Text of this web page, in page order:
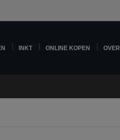
INKT ONLINE KOPEN OVER